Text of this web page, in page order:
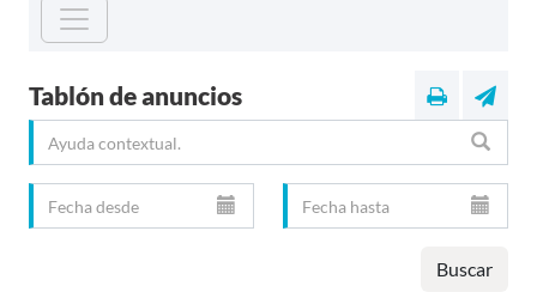
Tablón de anuncios
Buscar